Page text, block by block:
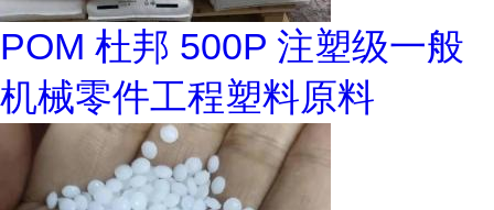
POM 杜邦 500P 注塑级一般
机械零件工程塑料原料